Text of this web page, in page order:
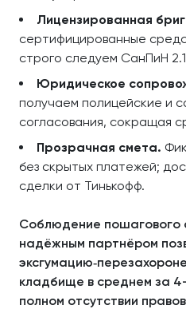
Лицензированная
сертифицированные
строго следуем СанПиН
Юридическое
получаем полицейские и
согласования, сокращая
Прозрачная смета.
без скрытых платежей;
сделки от Тинькофф.
Соблюдение пошагового
надёжным партнёром
кладбище в среднем за
полном отсутствии